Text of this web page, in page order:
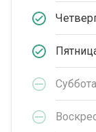
Суббота